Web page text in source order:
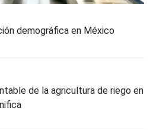
demográfica en México
de la agricultura de riego en